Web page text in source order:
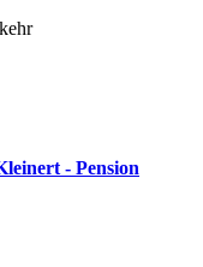
- Pension